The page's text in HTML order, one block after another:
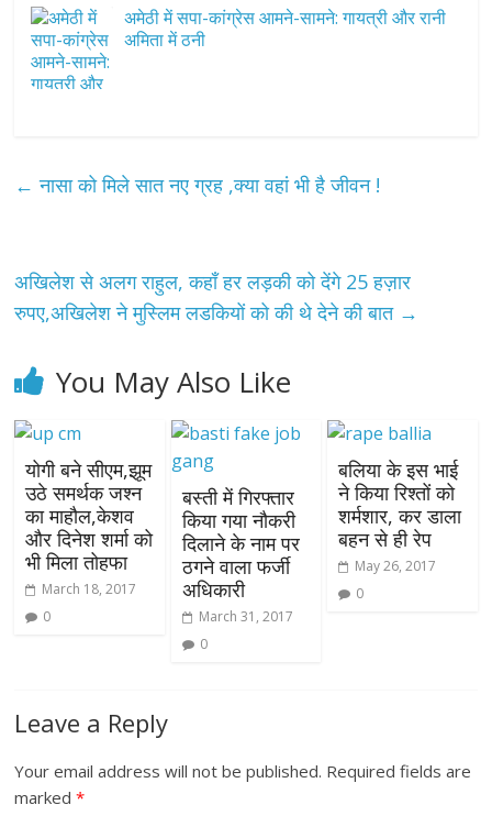
अमेठी में सपा-कांग्रेस आमने-सामने: गायत्री और रानी
अमिता में ठनी
← नासा को मिले सात नए ग्रह ,क्या वहां भी है जीवन !
अखिलेश से अलग राहुल, कहाँ हर लड़की को देंगे 25 हज़ार
रुपए,अखिलेश ने मुस्लिम लडकियों को की थे देने की बात →
You May Also Like
योगी बने सीएम,झूम
उठे समर्थक जश्न
का माहौल,केशव
और दिनेश शर्मा को
भी मिला तोहफा
March 18, 2017
0
बस्ती में गिरफ्तार
किया गया नौकरी
दिलाने के नाम पर
ठगने वाला फर्जी
अधिकारी
March 31, 2017
0
बलिया के इस भाई
ने किया रिश्तों को
शर्मशार, कर डाला
बहन से ही रेप
May 26, 2017
0
Leave a Reply
Your email address will not be published. Required fields are
marked*